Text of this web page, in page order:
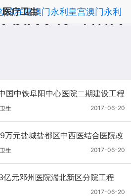
-澳门永利皇宫官网
医疗卫生
|拟在建澳门永利皇宫澳门永利
页
国中铁阜阳中心医院二期建设工程
2017-06-20
生
万元盐城盐都区中西医结合医院改
2017-06-20
生
元邓州医院湍北新区分院工程
2017-06-20